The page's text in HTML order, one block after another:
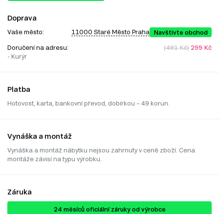
Doprava
Vaše město: 11000 Staré Město Praha Navštivte obchod
Doručení na adresu:
- Kurýr
(491 Kč) 299 Kč
Platba
Hotovost, karta, bankovní převod, dobírkou – 49 korun.
Vynáška a montáž
Vynáška a montáž nábytku nejsou zahrnuty v ceně zboží. Cena
montáže závisí na typu výrobku.
Záruka
24 ​​​​měsíců oficiální záruky od výrobce